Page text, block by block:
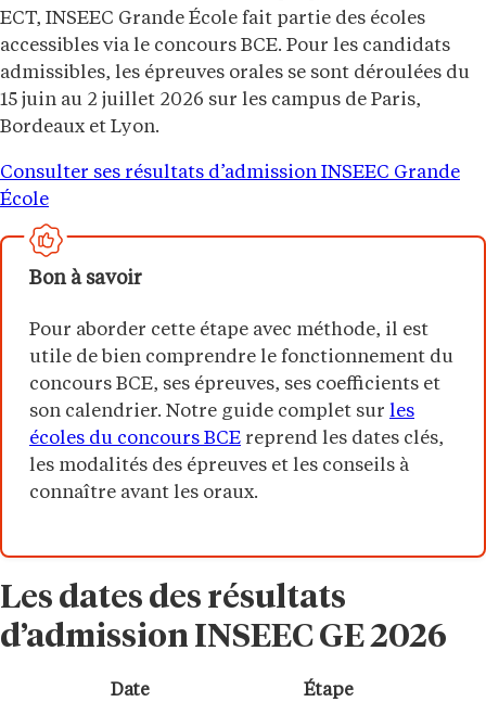
ECT, INSEEC Grande École fait partie des écoles
accessibles via le concours BCE. Pour les candidats
admissibles, les épreuves orales se sont déroulées du
15 juin au 2 juillet 2026 sur les campus de Paris,
Bordeaux et Lyon.
Consulter ses résultats d’admission INSEEC Grande
École
Bon à savoir
Pour aborder cette étape avec méthode, il est
utile de bien comprendre le fonctionnement du
concours BCE, ses épreuves, ses coefficients et
son calendrier. Notre guide complet sur les
écoles du concours BCE reprend les dates clés,
les modalités des épreuves et les conseils à
connaître avant les oraux.
Les dates des résultats
d’admission INSEEC GE 2026
Date
Étape